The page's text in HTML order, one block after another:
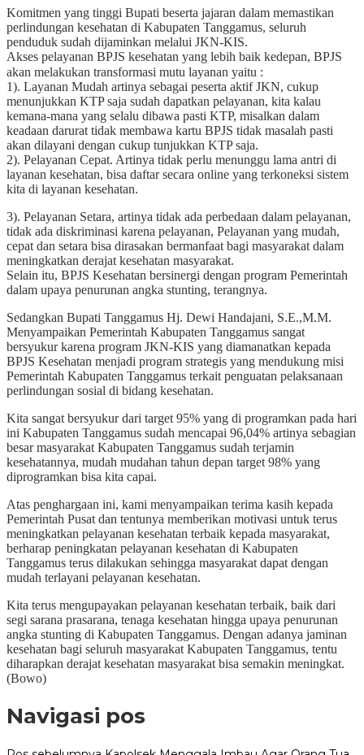
Komitmen yang tinggi Bupati beserta jajaran dalam memastikan
perlindungan kesehatan di Kabupaten Tanggamus, seluruh
penduduk sudah dijaminkan melalui JKN-KIS.
Akses pelayanan BPJS kesehatan yang lebih baik kedepan, BPJS
akan melakukan transformasi mutu layanan yaitu :
1). Layanan Mudah artinya sebagai peserta aktif JKN, cukup
menunjukkan KTP saja sudah dapatkan pelayanan, kita kalau
kemana-mana yang selalu dibawa pasti KTP, misalkan dalam
keadaan darurat tidak membawa kartu BPJS tidak masalah pasti
akan dilayani dengan cukup tunjukkan KTP saja.
2). Pelayanan Cepat. Artinya tidak perlu menunggu lama antri di
layanan kesehatan, bisa daftar secara online yang terkoneksi sistem
kita di layanan kesehatan.
3). Pelayanan Setara, artinya tidak ada perbedaan dalam pelayanan,
tidak ada diskriminasi karena pelayanan, Pelayanan yang mudah,
cepat dan setara bisa dirasakan bermanfaat bagi masyarakat dalam
meningkatkan derajat kesehatan masyarakat.
Selain itu, BPJS Kesehatan bersinergi dengan program Pemerintah
dalam upaya penurunan angka stunting, terangnya.
Sedangkan Bupati Tanggamus Hj. Dewi Handajani, S.E.,M.M.
Menyampaikan Pemerintah Kabupaten Tanggamus sangat
bersyukur karena program JKN-KIS yang diamanatkan kepada
BPJS Kesehatan menjadi program strategis yang mendukung misi
Pemerintah Kabupaten Tanggamus terkait penguatan pelaksanaan
perlindungan sosial di bidang kesehatan.
Kita sangat bersyukur dari target 95% yang di programkan pada hari
ini Kabupaten Tanggamus sudah mencapai 96,04% artinya sebagian
besar masyarakat Kabupaten Tanggamus sudah terjamin
kesehatannya, mudah mudahan tahun depan target 98% yang
diprogramkan bisa kita capai.
Atas penghargaan ini, kami menyampaikan terima kasih kepada
Pemerintah Pusat dan tentunya memberikan motivasi untuk terus
meningkatkan pelayanan kesehatan terbaik kepada masyarakat,
berharap peningkatan pelayanan kesehatan di Kabupaten
Tanggamus terus dilakukan sehingga masyarakat dapat dengan
mudah terlayani pelayanan kesehatan.
Kita terus mengupayakan pelayanan kesehatan terbaik, baik dari
segi sarana prasarana, tenaga kesehatan hingga upaya penurunan
angka stunting di Kabupaten Tanggamus. Dengan adanya jaminan
kesehatan bagi seluruh masyarakat Kabupaten Tanggamus, tentu
diharapkan derajat kesehatan masyarakat bisa semakin meningkat.
(Bowo)
Navigasi pos